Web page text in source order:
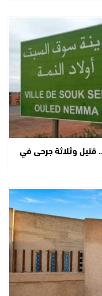
وثلاثة جرحى في